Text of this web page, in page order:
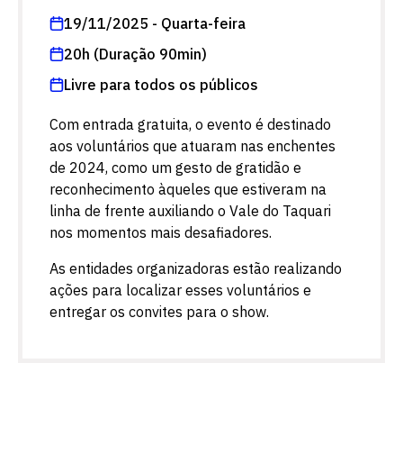
19/11/2025 - Quarta-feira
20h (Duração 90min)
Livre para todos os públicos
Com entrada gratuita, o evento é destinado
aos voluntários que atuaram nas enchentes
de 2024, como um gesto de gratidão e
reconhecimento àqueles que estiveram na
linha de frente auxiliando o Vale do Taquari
nos momentos mais desafiadores.
As entidades organizadoras estão realizando
ações para localizar esses voluntários e
entregar os convites para o show.